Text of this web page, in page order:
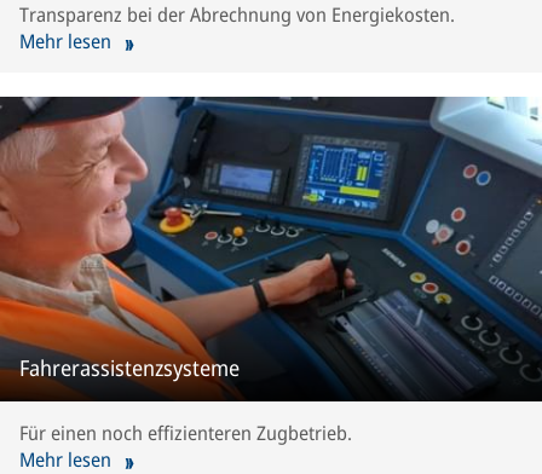
Transparenz bei der Abrechnung von Energiekosten.
Mehr lesen
Fahrerassistenzsysteme
Für einen noch effizienteren Zugbetrieb.
Mehr lesen